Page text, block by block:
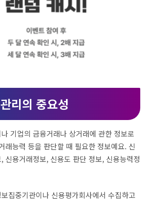
리의 중요성
기업의 금융거래나 상거래에 관한 정보로
래능력 등을 판단할 때 필요한 정보예요. 신
신용거래정보, 신용도 판단 정보, 신용능력정
집중기관이나 신용평가회사에서 수집하고